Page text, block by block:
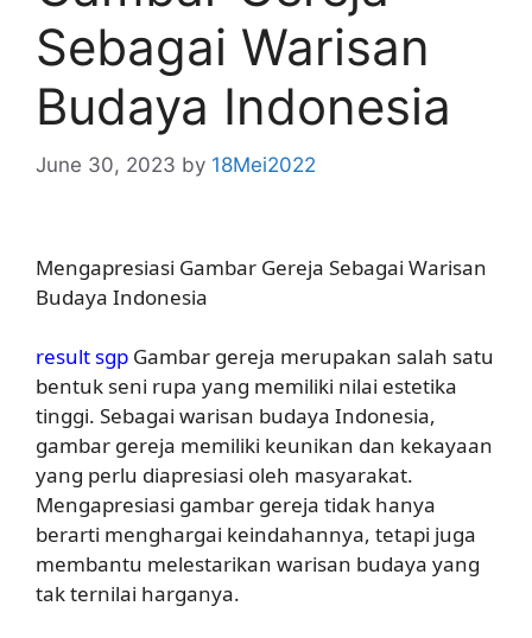
Sebagai Warisan
Budaya Indonesia
June 30, 2023 by 18Mei2022
Mengapresiasi Gambar Gereja Sebagai Warisan
Budaya Indonesia
result sgp Gambar gereja merupakan salah satu
bentuk seni rupa yang memiliki nilai estetika
tinggi. Sebagai warisan budaya Indonesia,
gambar gereja memiliki keunikan dan kekayaan
yang perlu diapresiasi oleh masyarakat.
Mengapresiasi gambar gereja tidak hanya
berarti menghargai keindahannya, tetapi juga
membantu melestarikan warisan budaya yang
tak ternilai harganya.